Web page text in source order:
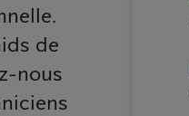
de
nous